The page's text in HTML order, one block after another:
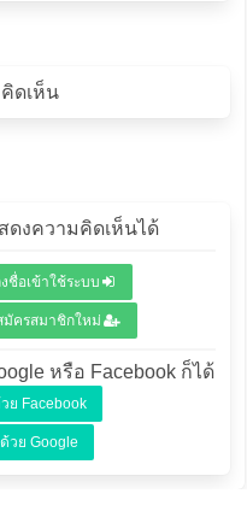
ดเห็น
ดงความคิดเห็นได้
ชื่อเข้าใช้ระบบ
มัครสมาชิกใหม่
หรือ Facebook ก็ได้
ย Facebook
วย Google